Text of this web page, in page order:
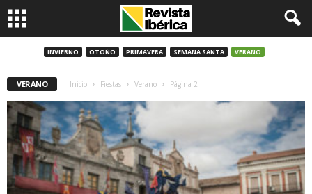
INVIERNO OTOÑO PRIMAVERA SEMANA SANTA VERANO
VERANO Inicio Fiestas Verano Página 2